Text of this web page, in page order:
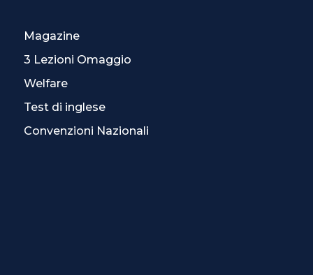
Magazine
3 Lezioni Omaggio
Welfare
Test di inglese
Convenzioni Nazionali